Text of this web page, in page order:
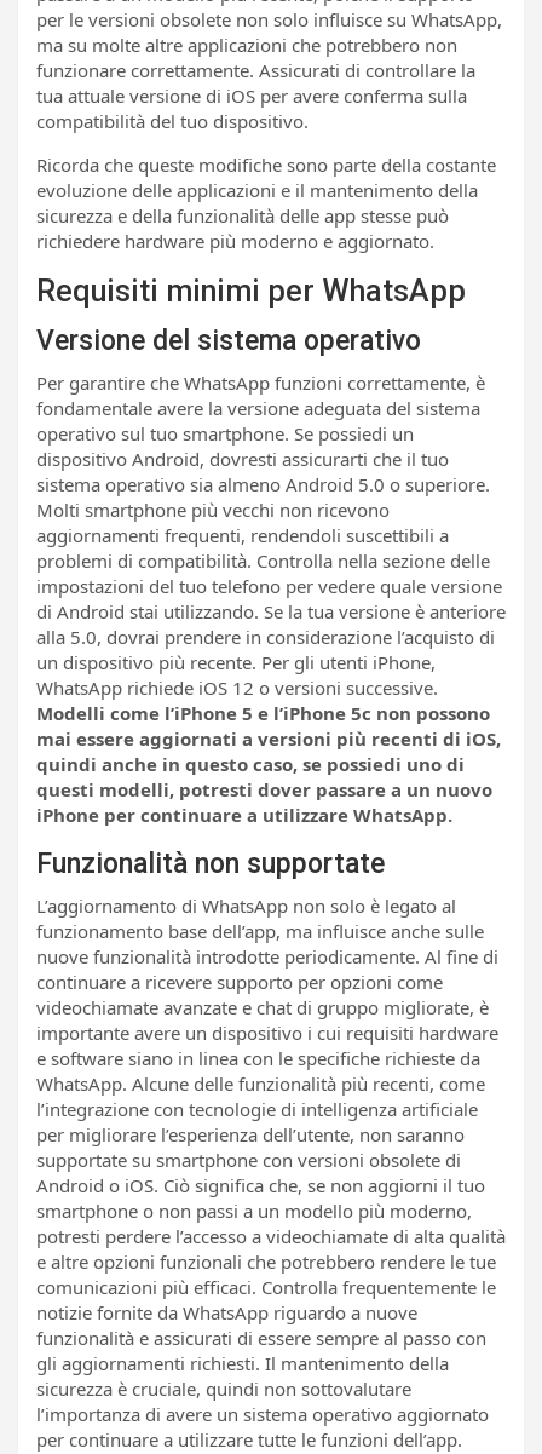
per le versioni obsolete non solo influisce su WhatsApp,
ma su molte altre applicazioni che potrebbero non
funzionare correttamente. Assicurati di controllare la
tua attuale versione di iOS per avere conferma sulla
compatibilità del tuo dispositivo.
Ricorda che queste modifiche sono parte della costante
evoluzione delle applicazioni e il mantenimento della
sicurezza e della funzionalità delle app stesse può
richiedere hardware più moderno e aggiornato.
Requisiti minimi per WhatsApp
Versione del sistema operativo
Per garantire che WhatsApp funzioni correttamente, è
fondamentale avere la versione adeguata del sistema
operativo sul tuo smartphone. Se possiedi un
dispositivo Android, dovresti assicurarti che il tuo
sistema operativo sia almeno Android 5.0 o superiore.
Molti smartphone più vecchi non ricevono
aggiornamenti frequenti, rendendoli suscettibili a
problemi di compatibilità. Controlla nella sezione delle
impostazioni del tuo telefono per vedere quale versione
di Android stai utilizzando. Se la tua versione è anteriore
alla 5.0, dovrai prendere in considerazione l’acquisto di
un dispositivo più recente. Per gli utenti iPhone,
WhatsApp richiede iOS 12 o versioni successive.
Modelli come l’iPhone 5 e l’iPhone 5c non possono
mai essere aggiornati a versioni più recenti di iOS,
quindi anche in questo caso, se possiedi uno di
questi modelli, potresti dover passare a un nuovo
iPhone per continuare a utilizzare WhatsApp.
Funzionalità non supportate
L’aggiornamento di WhatsApp non solo è legato al
funzionamento base dell’app, ma influisce anche sulle
nuove funzionalità introdotte periodicamente. Al fine di
continuare a ricevere supporto per opzioni come
videochiamate avanzate e chat di gruppo migliorate, è
importante avere un dispositivo i cui requisiti hardware
e software siano in linea con le specifiche richieste da
WhatsApp. Alcune delle funzionalità più recenti, come
l’integrazione con tecnologie di intelligenza artificiale
per migliorare l’esperienza dell’utente, non saranno
supportate su smartphone con versioni obsolete di
Android o iOS. Ciò significa che, se non aggiorni il tuo
smartphone o non passi a un modello più moderno,
potresti perdere l’accesso a videochiamate di alta qualità
e altre opzioni funzionali che potrebbero rendere le tue
comunicazioni più efficaci. Controlla frequentemente le
notizie fornite da WhatsApp riguardo a nuove
funzionalità e assicurati di essere sempre al passo con
gli aggiornamenti richiesti. Il mantenimento della
sicurezza è cruciale, quindi non sottovalutare
l’importanza di avere un sistema operativo aggiornato
per continuare a utilizzare tutte le funzioni dell’app.